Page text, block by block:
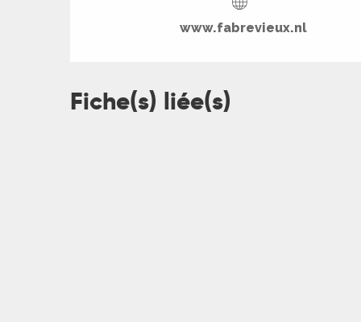
www.fabrevieux.nl
Fiche(s) liée(s)